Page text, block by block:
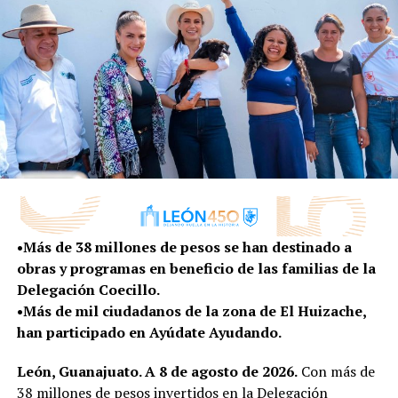
Bachillerato Bivalente Militarizado, que forma a 120
estudiantes a través de la disciplina y el ejercicio militar.
Además 200 alumnos de la comunidad San Carlos La
Roncha estrenaron la Escuela Primaria Plan de Ayala”,
agregó.
Asimismo, con el programa Oficios Digitales de Lab
León, se capacitaron a 999 personas y a través del
257 jóvenes, de los cuales 18 pertenecen a comunidades
rurales y 7 al Programa LOBO en colonias vulnerables.
RELATED TOPICS:
UP NEXT
Se pavimentan calles en la colonia Santa Cecilia
¡Entérate! Habrá desvíos de rutas por obras en Refugio
de San José
•Más de 38 millones de pesos se han destinado a
obras y programas en beneficio de las familias de la
Delegación Coecillo.
•Más de mil ciudadanos de la zona de El Huizache,
han participado en Ayúdate Ayudando.
León, Guanajuato. A 8 de agosto de 2026.Con más de
38 millones de pesos invertidos en la Delegación